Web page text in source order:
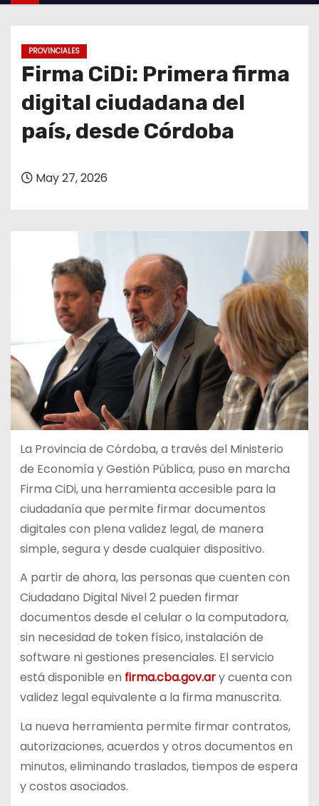
o
PROVINCIALES
Firma CiDi: Primera firma
digital ciudadana del
país, desde Córdoba
May 27, 2026
La Provincia de Córdoba, a través del Ministerio
de Economía y Gestión Pública, puso en marcha
Firma CiDi, una herramienta accesible para la
ciudadanía que permite firmar documentos
digitales con plena validez legal, de manera
simple, segura y desde cualquier dispositivo.
A partir de ahora, las personas que cuenten con
Ciudadano Digital Nivel 2 pueden firmar
documentos desde el celular o la computadora,
sin necesidad de token físico, instalación de
software ni gestiones presenciales. El servicio
está disponible en firma.cba.gov.ary cuenta con
validez legal equivalente a la firma manuscrita.
La nueva herramienta permite firmar contratos,
autorizaciones, acuerdos y otros documentos en
minutos, eliminando traslados, tiempos de espera
y costos asociados.